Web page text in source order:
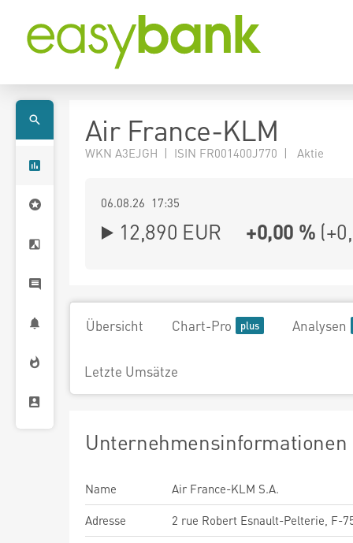
Air France-KLM
WKN A3EJGH | ISIN FR001400J770 | Aktie
06.08.26 17:35
12,890 EUR +0,00 % (
Übersicht Chart-Pro Analysen
Letzte Umsätze
Unternehmensinformationen
Name
Air France-KLM S.A.
Adresse
2 rue Robert Esnault-Pelterie, F-